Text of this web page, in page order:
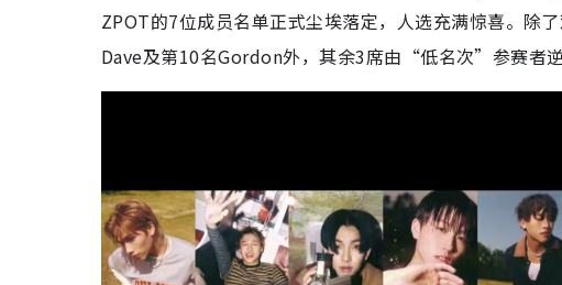
ZPOT的7位成员名单正式尘埃落定，人选充满惊喜。除
Dave及第10名Gordon外，其余3席由“低名次”参赛者逆